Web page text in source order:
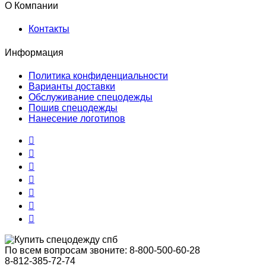
О Компании
Контакты
Информация
Политика конфиденциальности
Варианты доставки
Обслуживание спецодежды
Пошив спецодежды
Нанесение логотипов
По всем вопросам звоните: 8-800-500-60-28
8-812-385-72-74